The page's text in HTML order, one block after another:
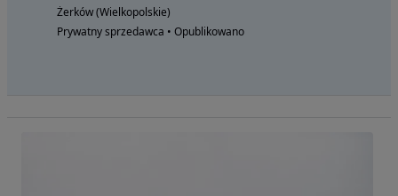
Żerków (Wielkopolskie)
Prywatny sprzedawca • Opublikowano